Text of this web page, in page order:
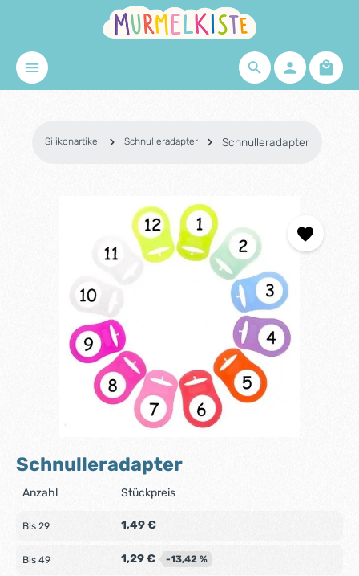
Zum Hauptinhalt springen
Silikonartikel Schnulleradapter Schnulleradapter
Bildergalerie überspringen
Schnulleradapter
Anzahl Stückpreis
Bis 29 1,49 €
Bis 49 1,29 € -13,42 %